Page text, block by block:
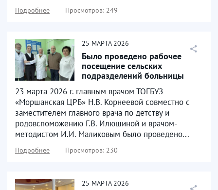
Подробнее Просмотров: 249
25 МАРТА 2026
Было проведено рабочее
посещение сельских
подразделений больницы
23 марта 2026 г. главным врачом ТОГБУЗ
«Моршанская ЦРБ» Н.В. Корнеевой совместно с
заместителем главного врача по детству и
родовспоможению Г.В. Илюшиной и врачом-
методистом И.И. Маликовым было проведено...
Подробнее Просмотров: 230
25 МАРТА 2026